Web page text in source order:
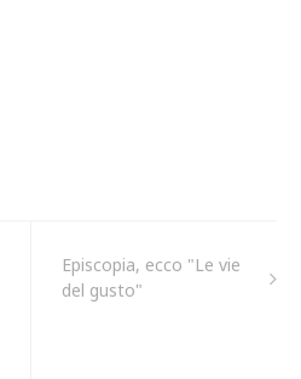
Episcopia, ecco "Le vie
del gusto"